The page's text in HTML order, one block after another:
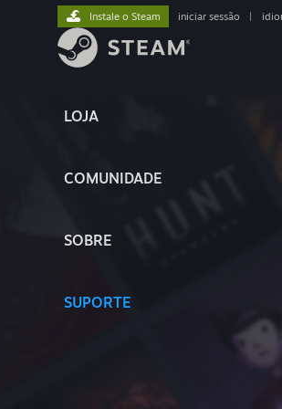
LOJA
COMUNIDADE
SOBRE
SUPORTE
Instale o Steam iniciar sessão